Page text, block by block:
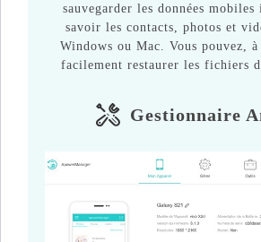
sauvegarder les données mobiles
savoir les contacts, photos et
Windows ou Mac. Vous pouvez,
facilement restaurer les fichiers
Gestionnaire